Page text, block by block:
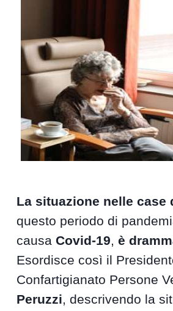
La situazione nelle case
questo periodo di
causaCovid-19,è
Esordisce così il
Confartigianato Persone
Peruzzi, descrivendo la